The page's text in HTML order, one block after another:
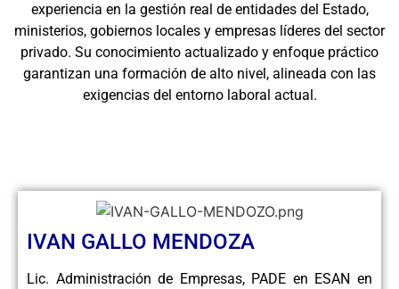
experiencia en la gestión real de entidades del Estado,
ministerios, gobiernos locales y empresas líderes del sector
privado. Su conocimiento actualizado y enfoque práctico
garantizan una formación de alto nivel, alineada con las
exigencias del entorno laboral actual.
IVAN GALLO MENDOZA
Lic. Administración de Empresas, PADE en ESAN en